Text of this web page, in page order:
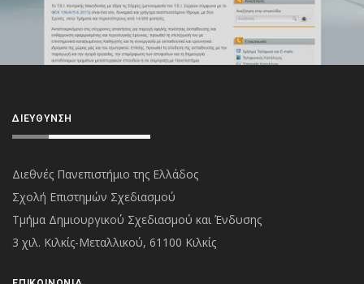
ΔΙΕΎΘΥΝΣΗ
Διεθνές Πανεπιστήμιο της Ελλάδος
Σχολή Επιστημών Σχεδιασμού
Τμήμα Δημιουργικού Σχεδιασμού και Ένδυσης
3 χιλ. Κιλκίς-Μεταλλικού, 61100 Κιλκίς